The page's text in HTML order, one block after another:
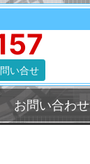
い合せ
お問い合わせ